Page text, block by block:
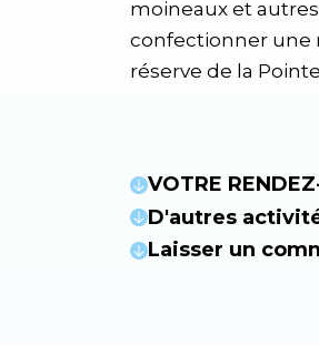
moineaux et
confectionner une
réserve de la
VOTRE
D'autres
Laisser un